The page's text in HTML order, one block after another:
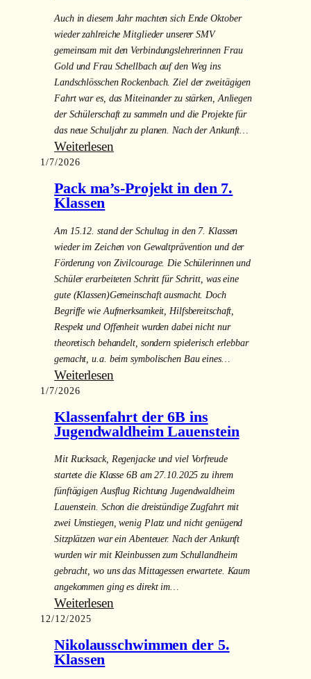
13.Januar
2026
in
den
Klassen
11a
und
11b
Schule
–
Das
Phoenix-
Theater
zu
Besuch
Auch in diesem Jahr machten sich Ende Oktober
wieder zahlreiche Mitglieder unserer SMV
gemeinsam mit den Verbindungslehrerinnen Frau
Gold und Frau Schellbach auf den Weg ins
Landschlösschen Rockenbach. Ziel der zweitägigen
Fahrt war es, das Miteinander zu stärken, Anliegen
der Schülerschaft zu sammeln und die Projekte für
das neue Schuljahr zu planen. Nach der Ankunft…
Weiterlesen:
Tage
im
Rockenbach
1/7/2026
Pack ma’s-Projekt in den 7.
Klassen
Am 15.12. stand der Schultag in den 7. Klassen
wieder im Zeichen von Gewaltprävention und der
Förderung von Zivilcourage. Die Schülerinnen und
Schüler erarbeiteten Schritt für Schritt, was eine
gute (Klassen)Gemeinschaft ausmacht. Doch
Begriffe wie Aufmerksamkeit, Hilfsbereitschaft,
Respekt und Offenheit wurden dabei nicht nur
theoretisch behandelt, sondern spielerisch erlebbar
gemacht, u.a. beim symbolischen Bau eines…
Weiterlesen:
ma’s-
Projekt
in
den
7.
Klassen
1/7/2026
Klassenfahrt der 6B ins
Jugendwaldheim Lauenstein
Mit Rucksack, Regenjacke und viel Vorfreude
startete die Klasse 6B am 27.10.2025 zu ihrem
fünftägigen Ausflug Richtung Jugendwaldheim
Lauenstein. Schon die dreistündige Zugfahrt mit
zwei Umstiegen, wenig Platz und nicht genügend
Sitzplätzen war ein Abenteuer. Nach der Ankunft
wurden wir mit Kleinbussen zum Schullandheim
gebracht, wo uns das Mittagessen erwartete. Kaum
angekommen ging es direkt im…
Weiterlesen:
der
6B
12/12/2025
Nikolausschwimmen der 5.
Klassen